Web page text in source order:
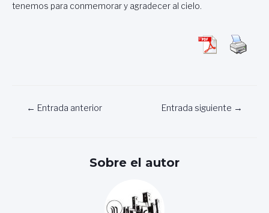
tenemos para conmemorar y agradecer al cielo.
Navegación
← Entrada anterior Entrada siguiente →
Sobre el autor